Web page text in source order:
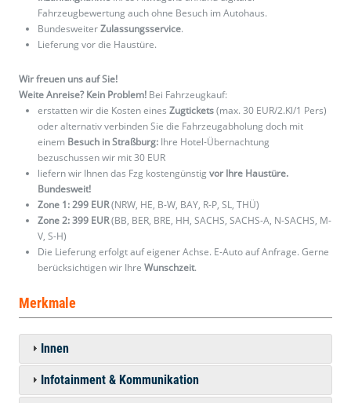
Fahrzeugbewertung auch ohne Besuch im Autohaus.
BundesweiterZulassungsservice.
Lieferung vor die Haustüre.
Wir freuen uns auf Sie!
Weite Anreise? Kein Problem! Bei Fahrzeugkauf:
erstatten wir die Kosten eines Zugtickets(max. 30 EUR/2.Kl/1 Pers)
oder alternativ verbinden Sie die Fahrzeugabholung doch mit
einem Besuch in Straßburg: Ihre Hotel-Übernachtung
bezuschussen wir mit 30 EUR
liefern wir Ihnen das Fzg kostengünstig vor Ihre Haustüre.
Bundesweit!
Zone 1: 299 EUR(NRW, HE, B-W, BAY, R-P, SL, THÜ)
Zone 2: 399 EUR(BB, BER, BRE, HH, SACHS, SACHS-A, N-SACHS, M-
V, S-H)
Die Lieferung erfolgt auf eigener Achse. E-Auto auf Anfrage. Gerne
berücksichtigen wir Ihre Wunschzeit.
Merkmale
Innen
Infotainment & Kommunikation